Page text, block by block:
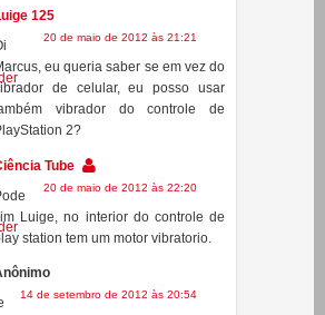
e eu queria saber se eu posso
usar também
125
20 de maio de 2012 às 21:21
eu queria saber se em vez do
de celular, eu posso usar
vibrador do controle de
PlayStation 2?
Tube
20 de maio de 2012 às 22:20
Luige, no interior do controle de
play station tem um motor vibratorio.